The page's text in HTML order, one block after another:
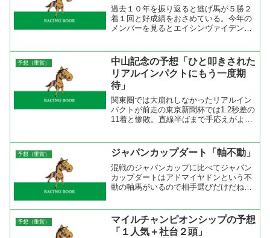
過去１０年を振り返ると逃げ馬が５勝２
着１回と好成績をおさめている。今年の
メンバーを見るとエイシンヴァイデンの
らこのレースを狙って来たショウナンパ
ントルの方が面白い。前走...
予想（重賞）
中山記念の予想「ひと叩きされた
リアルインパクトにもう一度期
待」
関東圏では大崩れしなかったリアルイン
パクトが前走の東京新聞杯では1.2秒差の
11着と惨敗。直線半ばまで手応えがよく
負けすぎ。一度使われてガラッと変わる
とは思えないが再...
予想（重賞） ジャパンカップダート「軸不動」
混戦のジャパンカップに比べてジャパン
カップダートはアドマイヤドンという不
動の軸馬がいるので相手選びだけだね。
だが天皇賞では前半６Ｆと６０．１とい
う絶妙なペースで逃げたが...
予想（重賞）
マイルチャンピオンシップの予想
「１人気＋社台２頭」